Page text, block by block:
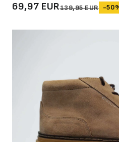
69,97 EUR139,95 EUR -